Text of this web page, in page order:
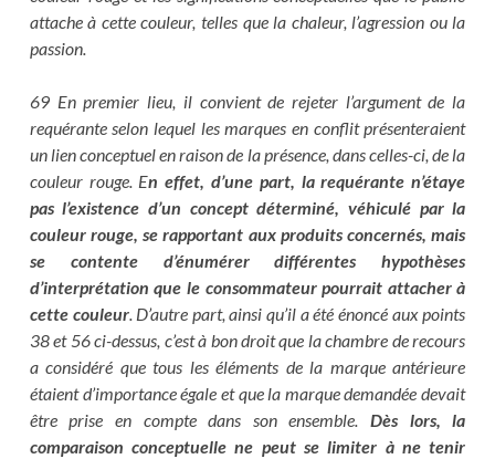
attache à cette couleur, telles que la chaleur, l’agression ou la
passion.
69 En premier lieu, il convient de rejeter l’argument de la
requérante selon lequel les marques en conflit présenteraient
un lien conceptuel en raison de la présence, dans celles-ci, de la
couleur rouge. En effet, d’une part, la requérante n’étaye
pas l’existence d’un concept déterminé, véhiculé par la
couleur rouge, se rapportant aux produits concernés, mais
se contente d’énumérer différentes hypothèses
d’interprétation que le consommateur pourrait attacher à
cette couleur. D’autre part, ainsi qu’il a été énoncé aux points
38 et 56 ci-dessus, c’est à bon droit que la chambre de recours
a considéré que tous les éléments de la marque antérieure
étaient d’importance égale et que la marque demandée devait
être prise en compte dans son ensemble. Dès lors, la
comparaison conceptuelle ne peut se limiter à ne tenir